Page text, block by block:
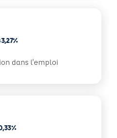
dans l'emploi